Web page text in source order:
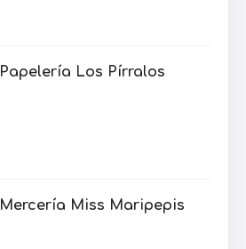
Papelería Los Pírralos
Mercería Miss Maripepis